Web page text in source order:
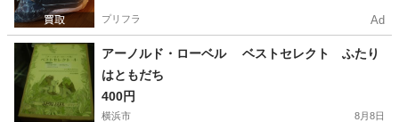
プリフラ Ad
アーノルド・ローベル ベストセレクト ふたり
はともだち
400円
横浜市 8月8日